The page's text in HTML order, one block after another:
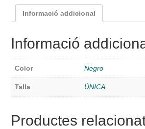
Informació addicional
Informació
Color Negro
Talla ÚNICA
Productes